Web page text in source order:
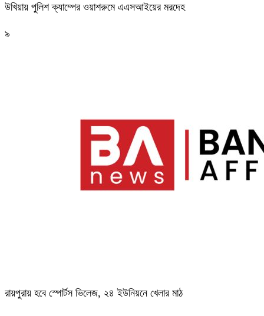
উখিয়ায় পুলিশ ক্যাম্পের ওয়াশরুমে এএসআইয়ের মরদেহ
৯
রায়পুরায় হবে স্পোর্টস ভিলেজ, ২৪ ইউনিয়নে খেলার মাঠ